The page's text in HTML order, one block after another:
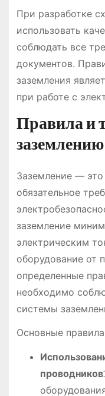
При разработке
использовать
соблюдать все
документов.
заземления
при работе с
Правила и
заземлению
Заземление —
обязательное
заземление
электрическим
оборудование от
определенные
необходимо
системы
Основные
проводников